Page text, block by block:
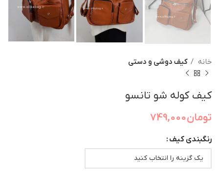
خانه کیف دوشی و دستی
کیف کوله شو تانسو
تومان
رنگبندی کیف